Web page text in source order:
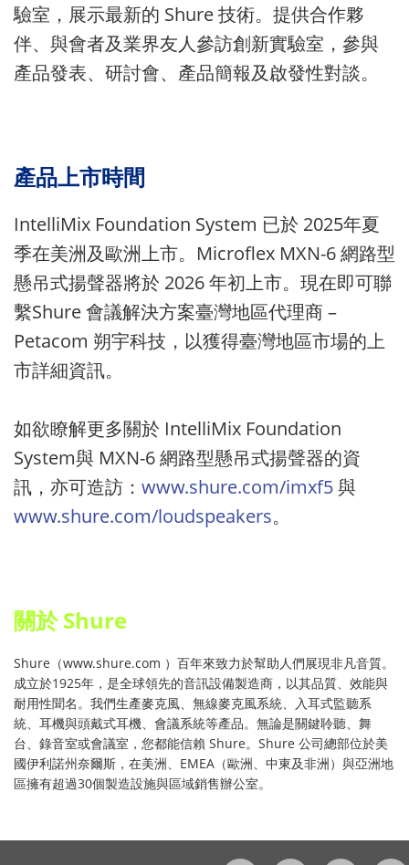
驗室，展示最新的 Shure 技術。提供合作夥
伴、與會者及業界友人參訪創新實驗室，參與
產品發表、研討會、產品簡報及啟發性對談。
產品上市時間
IntelliMix Foundation System 已於 2025年夏
季在美洲及歐洲上市。Microflex MXN-6 網路型
懸吊式揚聲器將於 2026 年初上市。現在即可聯
繫Shure 會議解決方案臺灣地區代理商 –
Petacom 朔宇科技，以獲得臺灣地區市場的上
市詳細資訊。
如欲瞭解更多關於 IntelliMix Foundation
System與 MXN-6 網路型懸吊式揚聲器的資
訊，亦可造訪： www.shure.com/imxf5與
www.shure.com/loudspeakers。
關於 Shure
Shure（www.shure.com ）百年來致力於幫助人們展現非凡音質。
成立於1925年，是全球領先的音訊設備製造商，以其品質、效能與
耐用性聞名。我們生產麥克風、無線麥克風系統、入耳式監聽系
統、耳機與頭戴式耳機、會議系統等產品。無論是關鍵聆聽、舞
台、錄音室或會議室，您都能信賴 Shure。Shure 公司總部位於美
國伊利諾州奈爾斯，在美洲、EMEA（歐洲、中東及非洲）與亞洲地
區擁有超過30個製造設施與區域銷售辦公室。